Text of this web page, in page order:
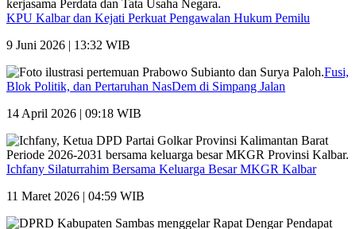
KPU Kalbar dan Kejati Perkuat Pengawalan Hukum Pemilu
9 Juni 2026 | 13:32 WIB
Fusi,
Blok Politik, dan Pertaruhan NasDem di Simpang Jalan
14 April 2026 | 09:18 WIB
Ichfany Silaturrahim Bersama Keluarga Besar MKGR Kalbar
11 Maret 2026 | 04:59 WIB